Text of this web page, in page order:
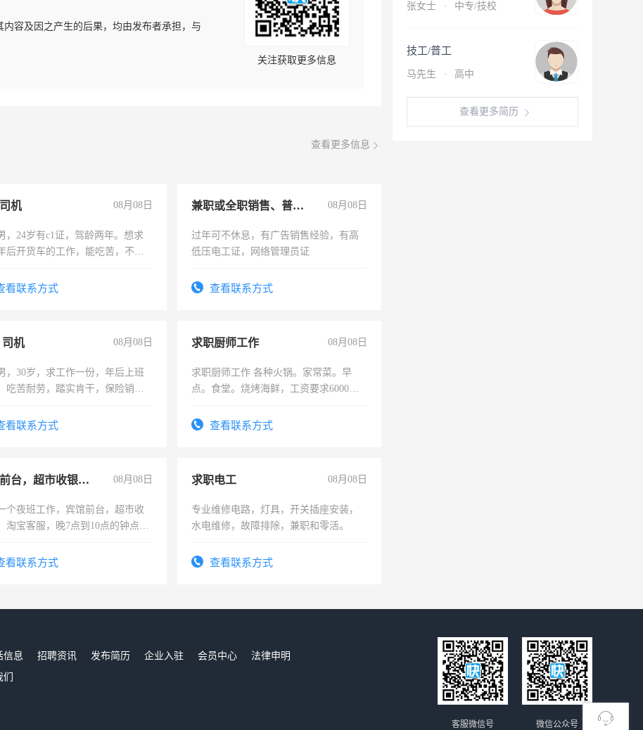
容及因之产生的后果，均由发布者承担，与
关注获取更多信息
查看更多信息
机 08月08日
，24岁有c1证，驾龄两年。想求
后开货车的工作，能吃苦，不怕
看联系方式
兼职或全职销售、普工、维修 08月08日
过年可不休息，有广告销售经验，有高
低压电工证，网络管理员证
查看联系方式
机 08月08日
，30岁，求工作一份，年后上班
吃苦耐劳，踏实肯干，保险销售
看联系方式
求职厨师工作 08月08日
求职厨师工作 各种火锅。家常菜。早
点。食堂。烧烤海鲜，工资要求6000以
查看联系方式
宾馆前台，超市收银员，淘宝客服 08月08日
个夜班工作，宾馆前台，超市收
淘宝客服，晚7点到10点的钟点
信
看联系方式
求职电工 08月08日
专业维修电路，灯具，开关插座安装，
水电维修，故障排除，兼职和零活。
查看联系方式
张女士 · 中专/技校
技工/普工
马先生 · 高中
查看更多简历
信息 招聘资讯 发布简历 企业入驻 会员中心
法律申明
微信公众号
客服微信号